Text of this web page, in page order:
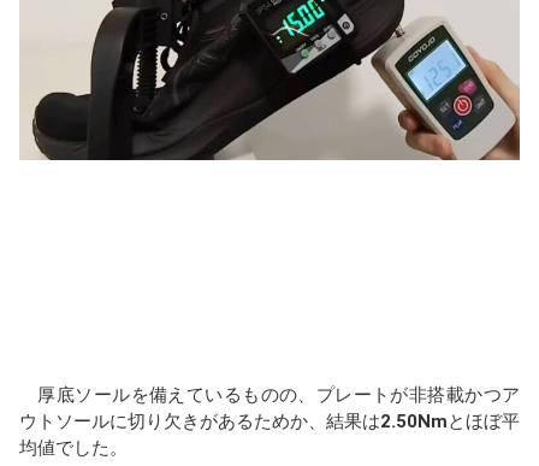
厚底ソールを備えているものの、プレートが非搭載かつア
ウトソールに切り欠きがあるためか、結果は2.50Nmとほぼ平
均値でした。